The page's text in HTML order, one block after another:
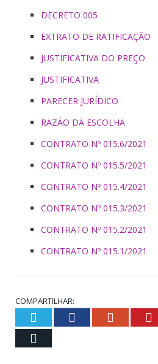
DECRETO 005
EXTRATO DE RATIFICAÇÃO
JUSTIFICATIVA DO PREÇO
JUSTIFICATIVA
PARECER JURÍDICO
RAZÃO DA ESCOLHA
CONTRATO Nº 015.6/2021
CONTRATO Nº 015.5/2021
CONTRATO Nº 015.4/2021
CONTRATO Nº 015.3/2021
CONTRATO Nº 015.2/2021
CONTRATO Nº 015.1/2021
COMPARTILHAR:
Twitter Facebook Google+